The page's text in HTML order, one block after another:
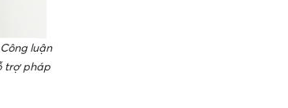
luận
trợ pháp